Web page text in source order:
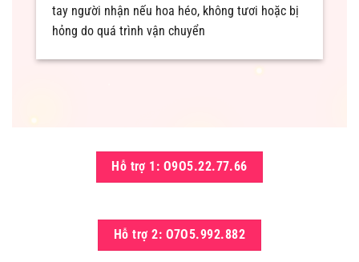
tay người nhận nếu hoa héo, không tươi hoặc bị
hỏng do quá trình vận chuyển
Hỗ trợ 1: O9O5.22.77.66
Hỗ trợ 2: O7O5.992.882